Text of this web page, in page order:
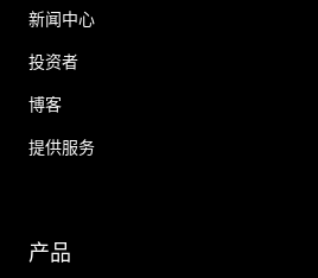
新闻中心
投资者
博客
提供服务
产品